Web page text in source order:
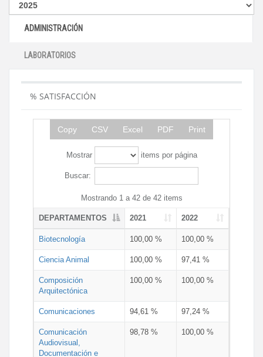
ADMINISTRACIÓN
LABORATORIOS
% SATISFACCIÓN
Copy CSV Excel PDF Print
Mostrar items por página
Buscar:
Mostrando 1 a 42 de 42 items
DEPARTAMENTOS 2021 2022
Biotecnología 100,00 % 100,00 %
Ciencia Animal 100,00 % 97,41 %
Composición
Arquitectónica
100,00 % 100,00 %
Comunicaciones 94,61 % 97,24 %
Comunicación
Audiovisual,
Documentación e
98,78 % 100,00 %